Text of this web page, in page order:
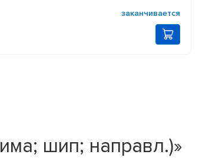
заканчивается
шип; направл.)»